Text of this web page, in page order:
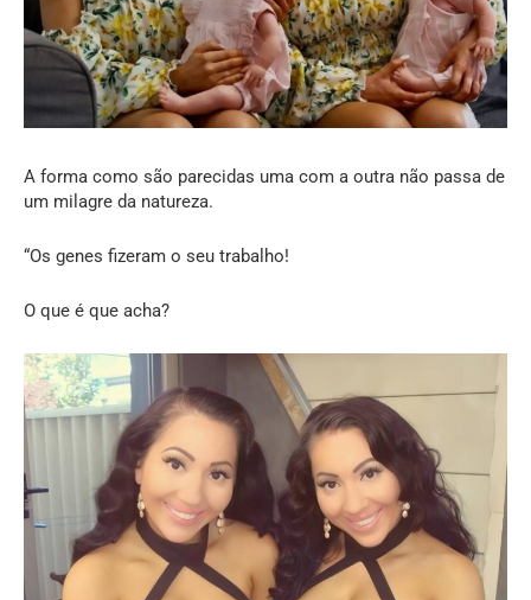
A forma como são parecidas uma com a outra não passa de
um milagre da natureza.
“Os genes fizeram o seu trabalho!
O que é que acha?